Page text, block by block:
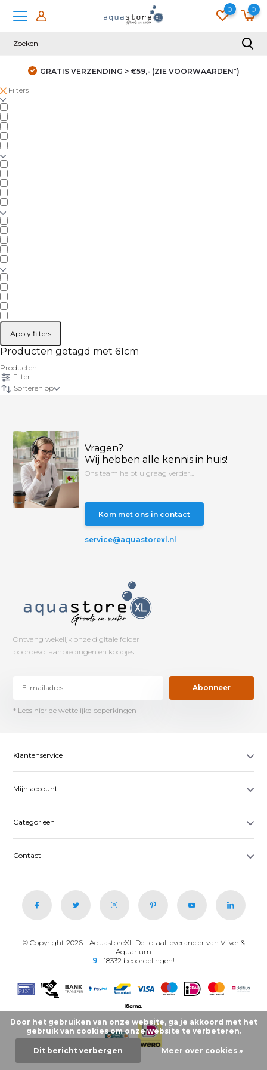
0 0
GRATIS VERZENDING > €59,- (ZIE VOORWAARDEN*)
Filters
Apply filters
Producten getagd met 61cm
Producten
Filter
Sorteren op
Vragen?
Wij hebben alle kennis in huis!
Ons team helpt u graag verder...
Kom met ons in contact
service@aquastorexl.nl
Ontvang wekelijk onze digitale folder
boordevol aanbiedingen en koopjes.
Abonneer
* Lees hier de wettelijke beperkingen
Klantenservice
Mijn account
Categorieën
Contact
© Copyright 2026 - AquastoreXL De totaal leverancier van Vijver &
Aquarium
9 - 18332 beoordelingen!
Door het gebruiken van onze website, ga je akkoord met het
gebruik van cookies om onze website te verbeteren.
Dit bericht verbergen Meer over cookies »